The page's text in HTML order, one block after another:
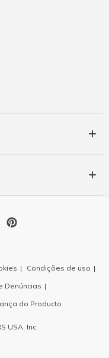
Condições de uso
Denúncias
do Producto
USA, Inc.